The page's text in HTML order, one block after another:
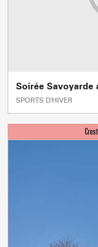
Soirée Savoyarde
SPORTS D'HIVER